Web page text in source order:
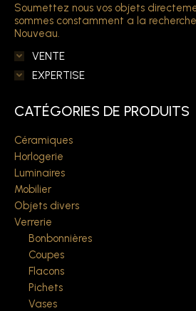
Soumettez nous vos objets
sommes constamment a la
Nouveau.
VENTE
EXPERTISE
CATÉGORIES DE PRODUITS
Céramiques
Horlogerie
Luminaires
Mobilier
Objets divers
Verrerie
Bonbonnières
Coupes
Flacons
Pichets
Vases